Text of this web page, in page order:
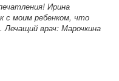
Ирина
с моим ребенком, что
Лечащий врач: Марочкина